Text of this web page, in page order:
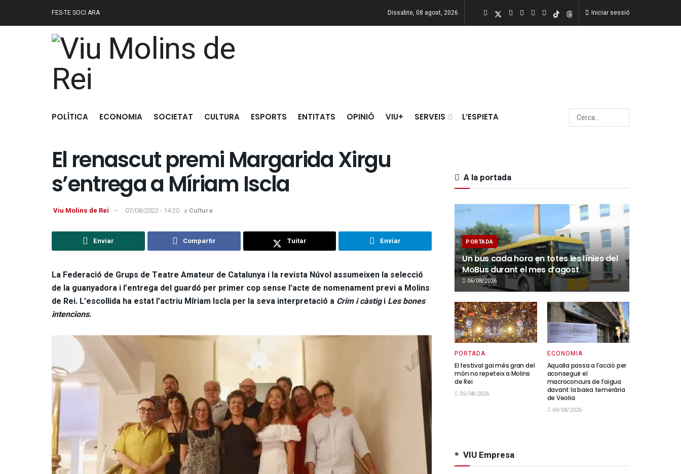
FES-TE SOCI ARA Dissabte, 08 agost, 2026 Iniciar sessió
POLÍTICA ECONOMIA SOCIETAT CULTURA ESPORTS ENTITATS OPINIÓ VIU+ SERVEIS L’ESPIETA
El renascut premi Margarida Xirgu
s’entrega a Míriam Iscla
Viu Molins de Rei 07/08/2022 - 14:20 a Cultura
Enviar Compartir Tuitar Enviar
La Federació de Grups de Teatre Amateur de Catalunya i la revista Núvol assumeixen la selecció
de la guanyadora i l’entrega del guardó per primer cop sense l’acte de nomenament previ a Molins
de Rei. L’escollida ha estat l’actriu Míriam Iscla per la seva interpretació a Crim i càstigi Les bones
intencions.
A la portada
PORTADA
Un bus cada hora en totes les línies del
MoBus durant el mes d’agost
06/08/2026
PORTADA
El festival gai més gran del
món no repeteix a Molins
de Rei
05/08/2026
ECONOMIA
Aqualia passa a l’acció per
aconseguir el
macroconcurs de l’aigua
davant la baixa temerària
de Veolia
04/08/2026
VIU Empresa